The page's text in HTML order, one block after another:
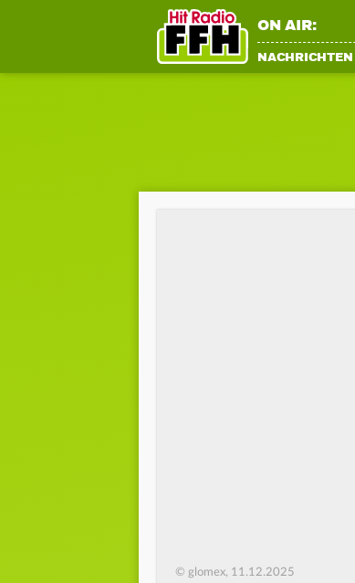
ON AIR:
NACHRICHTEN
© glomex, 11.12.2025